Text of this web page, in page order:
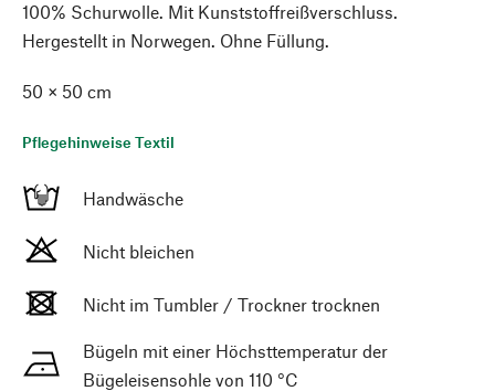
100% Schurwolle. Mit Kunststoffreißverschluss.
Hergestellt in Norwegen. Ohne Füllung.
50 × 50 cm
Pflegehinweise Textil
Handwäsche
Nicht bleichen
Nicht im Tumbler / Trockner trocknen
Bügeln mit einer Höchsttemperatur der
Bügeleisensohle von 110 °C